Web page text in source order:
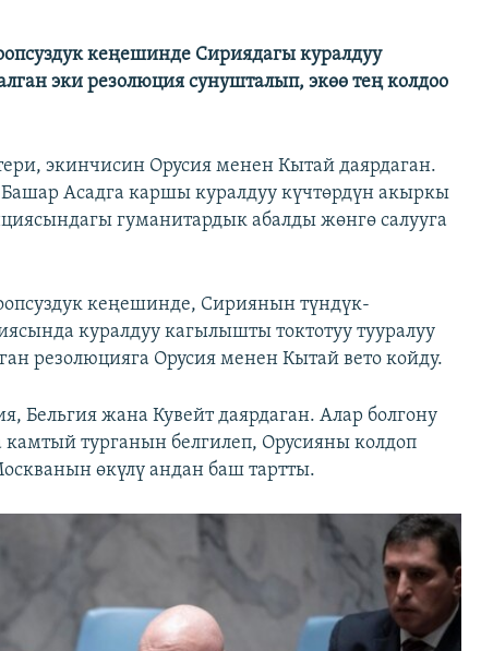
кеңешинде Сириядагы куралдуу
эки резолюция сунушталып, экөө тең колдоо
экинчисин Орусия менен Кытай даярдаган.
Асадга каршы куралдуу күчтөрдүн акыркы
гуманитардык абалды жөнгө салууга
кеңешинде, Сириянын түндүк-
куралдуу кагылышты токтотуу тууралуу
резолюцияга Орусия менен Кытай вето койду.
Бельгия жана Кувейт даярдаган. Алар болгону
турганын белгилеп, Орусияны колдоп
өкүлү андан баш тартты.